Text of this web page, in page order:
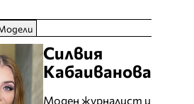
Силвия
Кабаиванова
Моден журналист и